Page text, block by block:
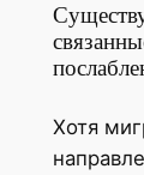
Хотя